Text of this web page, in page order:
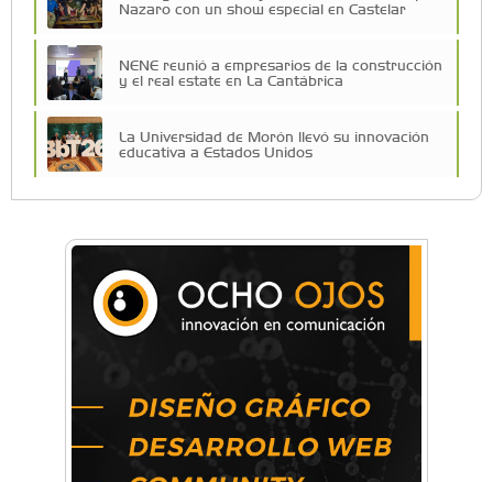
Nazaro con un show especial en Castelar
NENE reunió a empresarios de la construcción
y el real estate en La Cantábrica
La Universidad de Morón llevó su innovación
educativa a Estados Unidos
La primera vez que Eva Perón voló en avión lo
hizo desde Morón
Mariana Croce: "Hoy las empresas necesitan
un asesoramiento integral para crecer con
Música, teatro, yoga, danza y mucho más:
Conocé todos los talleres para aprender y
disfrutar en la Zona Oeste